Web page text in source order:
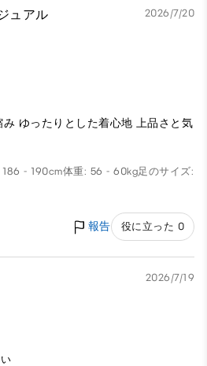
ュアル 2026/7/20
ゆったりとした着心地 上品さと気
186 - 190cm体重: 56 - 60kg足のサイズ:
報告 役に立った 0
2026/7/19